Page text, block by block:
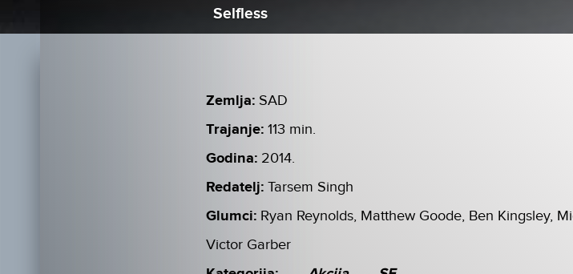
Selfless
Zemlja: SAD
Trajanje: 113 min.
Godina: 2014.
Redatelj: Tarsem Singh
Glumci: Ryan Reynolds, Matthew Goode, Ben Kingsley,
Victor Garber